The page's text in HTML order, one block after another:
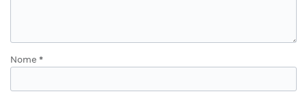
Nome *